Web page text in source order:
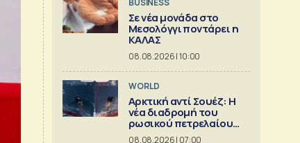
BUSINESS
Σε νέα μονάδα στο
Μεσολόγγι ποντάρει η
ΚΑΛΑΣ
08.08.2026 | 10:00
WORLD
Αρκτική αντί Σουέζ: Η
νέα διαδρομή του
ρωσικού πετρελαίου
[Γράφημα]
08.08.2026 | 07:00